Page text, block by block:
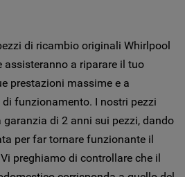
di ricambio originali Whirlpool
assisteranno a riparare il tuo
prestazioni massime e a
funzionamento. I nostri pezzi
di 2 anni sui pezzi, dando
per far tornare funzionante il
preghiamo di controllare che il
che non
di cookie diversi dai
sul pulsante
I COOKIES", acconsenti
nostri cookie e alla
dati con terze parti
alla sezione
LE MIE PREFERENZE
impostare in modo